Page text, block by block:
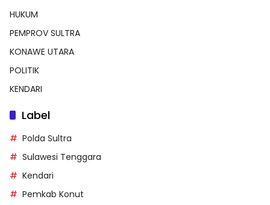
HUKUM
PEMPROV SULTRA
KONAWE UTARA
POLITIK
KENDARI
Label
Polda Sultra
Sulawesi Tenggara
Kendari
Pemkab Konut